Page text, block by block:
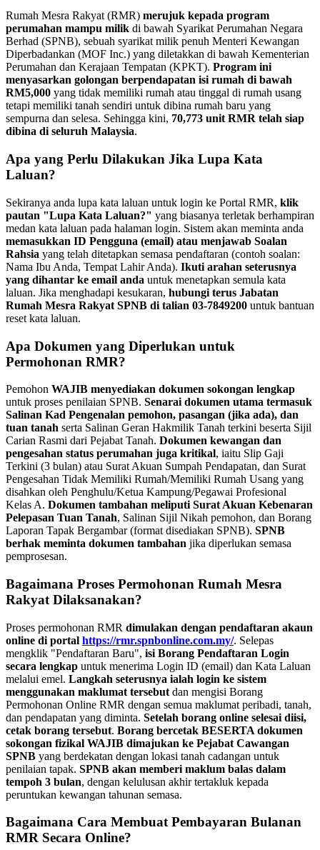
Rumah Mesra Rakyat (RMR) merujuk kepada program
perumahan mampu milik di bawah Syarikat Perumahan Negara
Berhad (SPNB), sebuah syarikat milik penuh Menteri Kewangan
Diperbadankan (MOF Inc.) yang diletakkan di bawah Kementerian
Perumahan dan Kerajaan Tempatan (KPKT). Program ini
menyasarkan golongan berpendapatan isi rumah di bawah
RM5,000 yang tidak memiliki rumah atau tinggal di rumah usang
tetapi memiliki tanah sendiri untuk dibina rumah baru yang
sempurna dan selesa. Sehingga kini, 70,773 unit RMR telah siap
dibina di seluruh Malaysia.
Apa yang Perlu Dilakukan Jika Lupa Kata
Laluan?
Sekiranya anda lupa kata laluan untuk login ke Portal RMR, klik
pautan "Lupa Kata Laluan?" yang biasanya terletak berhampiran
medan kata laluan pada halaman login. Sistem akan meminta anda
memasukkan ID Pengguna (email) atau menjawab Soalan
Rahsia yang telah ditetapkan semasa pendaftaran (contoh soalan:
Nama Ibu Anda, Tempat Lahir Anda). Ikuti arahan seterusnya
yang dihantar ke email anda untuk menetapkan semula kata
laluan. Jika menghadapi kesukaran, hubungi terus Jabatan
Rumah Mesra Rakyat SPNB di talian 03-7849200 untuk bantuan
reset kata laluan.
Apa Dokumen yang Diperlukan untuk
Permohonan RMR?
Pemohon WAJIB menyediakan dokumen sokongan lengkap
untuk proses penilaian SPNB. Senarai dokumen utama termasuk
Salinan Kad Pengenalan pemohon, pasangan (jika ada), dan
tuan tanah serta Salinan Geran Hakmilik Tanah terkini beserta Sijil
Carian Rasmi dari Pejabat Tanah. Dokumen kewangan dan
pengesahan status perumahan juga kritikal, iaitu Slip Gaji
Terkini (3 bulan) atau Surat Akuan Sumpah Pendapatan, dan Surat
Pengesahan Tidak Memiliki Rumah/Memiliki Rumah Usang yang
disahkan oleh Penghulu/Ketua Kampung/Pegawai Profesional
Kelas A. Dokumen tambahan meliputi Surat Akuan Kebenaran
Pelepasan Tuan Tanah, Salinan Sijil Nikah pemohon, dan Borang
Laporan Tapak Bergambar (format disediakan SPNB). SPNB
berhak meminta dokumen tambahan jika diperlukan semasa
pemprosesan.
Bagaimana Proses Permohonan Rumah Mesra
Rakyat Dilaksanakan?
Proses permohonan RMR dimulakan dengan pendaftaran akaun
online di portal https://rmr.spnbonline.com.my/. Selepas
mengklik "Pendaftaran Baru", isi Borang Pendaftaran Login
secara lengkap untuk menerima Login ID (email) dan Kata Laluan
melalui emel. Langkah seterusnya ialah login ke sistem
menggunakan maklumat tersebut dan mengisi Borang
Permohonan Online RMR dengan semua maklumat peribadi, tanah,
dan pendapatan yang diminta. Setelah borang online selesai diisi,
cetak borang tersebut. Borang bercetak BESERTA dokumen
sokongan fizikal WAJIB dimajukan ke Pejabat Cawangan
SPNB yang berdekatan dengan lokasi tanah cadangan untuk
penilaian tapak. SPNB akan memberi maklum balas dalam
tempoh 3 bulan, dengan kelulusan akhir tertakluk kepada
peruntukan kewangan tahunan semasa.
Bagaimana Cara Membuat Pembayaran Bulanan
RMR Secara Online?